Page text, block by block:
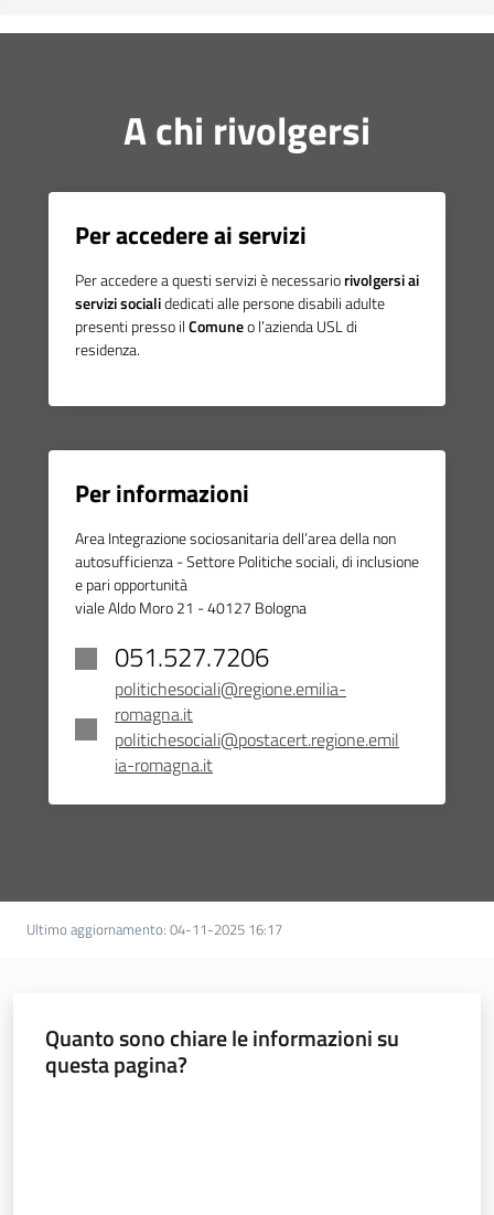
A chi rivolgersi
Per accedere ai servizi
Per accedere a questi servizi è necessariorivolgersi ai
servizisocialidedicati alle persone disabili adulte
presenti presso ilComuneo l’azienda USL di
residenza.
Per informazioni
Area Integrazione sociosanitaria dell’area della non
autosufficienza ­- Settore Politiche sociali, di inclusione
e pari opportunità
viale Aldo Moro 21 - 40127 Bologna
051.527.7206
politichesociali@regione.emilia-
romagna.it
politichesociali@postacert.regione.emil
ia-romagna.it
Ultimo aggiornamento: 04-11-2025 16:17
Quanto sono chiare le informazioni su
questa pagina?